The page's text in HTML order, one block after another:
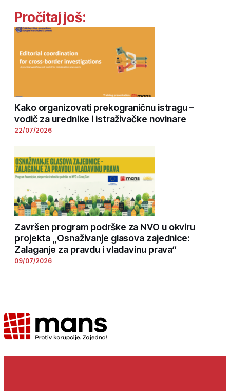
Pročitaj još:
Kako organizovati prekograničnu istragu –
vodič za urednike i istraživačke novinare
22/07/2026
Završen program podrške za NVO u okviru
projekta „Osnaživanje glasova zajednice:
Zalaganje za pravdu i vladavinu prava“
09/07/2026